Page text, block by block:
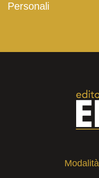
Personali